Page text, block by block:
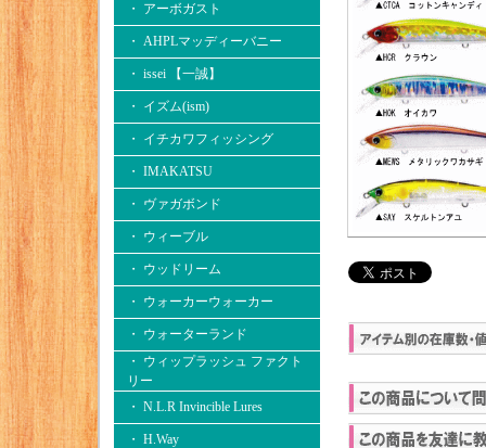
・ アーボガスト
・ AHPLマッディーバニー
・ issei 【一誠】
・ イズム(ism)
・ イチカワフィッシング
・ IMAKATSU
・ ヴァガボンド
・ ウィーブル
・ ウッドリーム
・ ウォーカーウォーカー
・ ウォーターランド
・ ウィップラッシュ ファクト
リー
・ N.L.R Invincible Lures
・ H.Way